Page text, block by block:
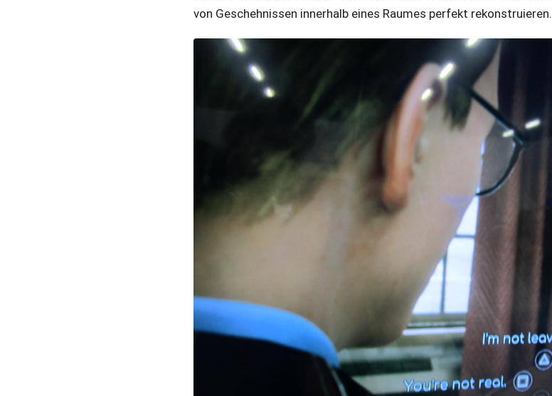
von Geschehnissen innerhalb eines Raumes perfekt rekonstruieren.